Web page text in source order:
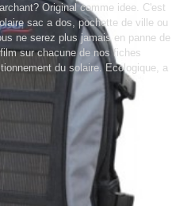
Original comme idee. C'est
sac a dos, pochette de ville ou
ne serez plus jamais en panne de
sur chacune de nos fiches
du solaire. Ecologique, a